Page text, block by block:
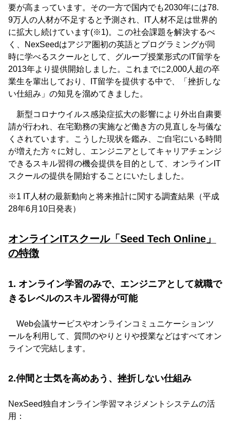
要が高まっています。その一方で国内でも2030年には78.
9万人の人材が不足すると予測され、IT人材不足は世界的
に拡大し続けています(※1)。この社会課題を解決するべ
く、NexSeedはアジア圏初の英語とプログラミングが同
時に学べるスクールとして、グループ授業形式のIT留学を
2013年より提供開始しました。これまでに2,000人超の卒
業生を輩出しており、IT留学を提供する中で、「挫折しな
い仕組み」の知見を溜めてきました。
新型コロナウイルス感染症拡大の影響により外出自粛要
請が行われ、在宅勤務の実施など働き方の見直しを与儀な
くされています。こうした現状を鑑み、ご自宅にいる時間
が増えた方々に対し、エンジニアとしてキャリアチェンジ
できるスキル習得の機会提供を目的として、オンラインIT
スクールの提供を開始することにいたしました。
※1 IT人材の最新動向と将来推計に関する調査結果（平成
28年6月10日発表）
オンラインITスクール「Seed Tech Online」
の特徴
1. オンライン学習のみで、エンジニアとして就職で
きるレベルのスキル習得が可能
Web会議サービスやオンラインコミュニケーションツ
ールを利用して、質問のやりとりや授業などはすべてオン
ラインで完結します。
2.仲間と士気を高めあう、挫折しない仕組み
NexSeed独自オンライン学習マネジメントシステムの活
用：